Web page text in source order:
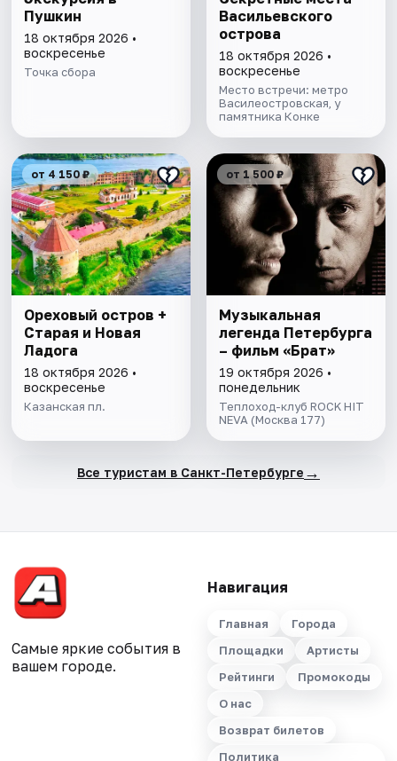
Пушкин
18 октября 2026 •
воскресенье
Точка сбора
Васильевского
острова
18 октября 2026 •
воскресенье
Место встречи: метро
Василеостровская, у
памятника Конке
от 4 150 ₽
Ореховый остров +
Старая и Новая
Ладога
18 октября 2026 •
воскресенье
Казанская пл.
от 1 500 ₽
Музыкальная
легенда Петербурга
– фильм «Брат»
19 октября 2026 •
понедельник
Теплоход-клуб ROCK HIT
NEVA (Москва 177)
Все туристам в Санкт-Петербурге →
Самые яркие события в
вашем городе.
Навигация
Главная
Города
Площадки
Артисты
Рейтинги
Промокоды
О нас
Возврат билетов
Политика